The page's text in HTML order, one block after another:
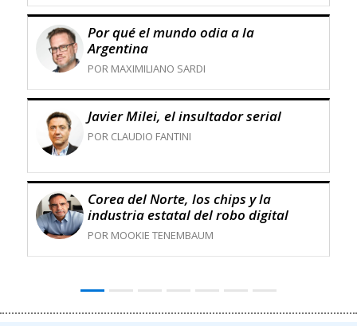
Por qué el mundo odia a la
Argentina
POR MAXIMILIANO SARDI
Javier Milei, el insultador serial
POR CLAUDIO FANTINI
Corea del Norte, los chips y la
industria estatal del robo digital
POR MOOKIE TENEMBAUM